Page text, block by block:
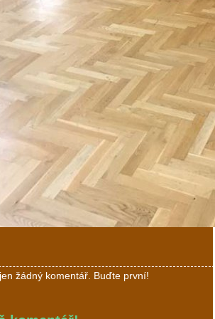
žádný komentář. Buďte první!